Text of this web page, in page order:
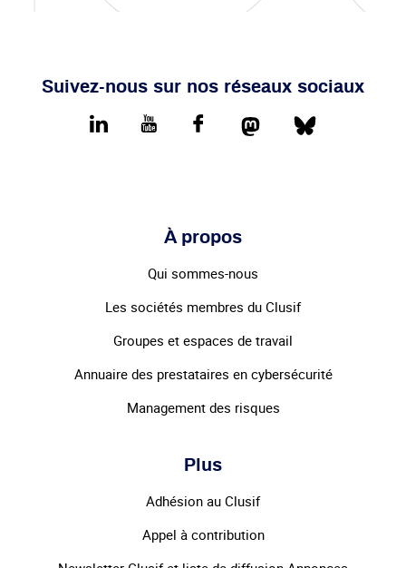
Suivez-nous sur nos réseaux sociaux
LinkedIn youtube FacebookMastodonBluesky
À propos
Qui sommes-nous
Les sociétés membres du Clusif
Groupes et espaces de travail
Annuaire des prestataires en cybersécurité
Management des risques
Plus
Adhésion au Clusif
Appel à contribution